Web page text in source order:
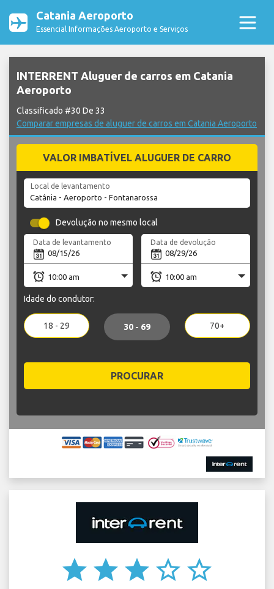
Catania Aeroporto
Essencial Informações Aeroporto e Serviços
INTERRENT Aluguer de carros em Catania
Aeroporto
Classificado #30 De 33
Comparar empresas de aluguer de carros em Catania Aeroporto
VALOR IMBATÍVEL ALUGUER DE CARRO
Local de levantamento
Devolução no mesmo local
Data de levantamento Data de devolução
Idade do condutor:
18 - 29 30 - 69 70+
PROCURAR
star star star star_border star_border